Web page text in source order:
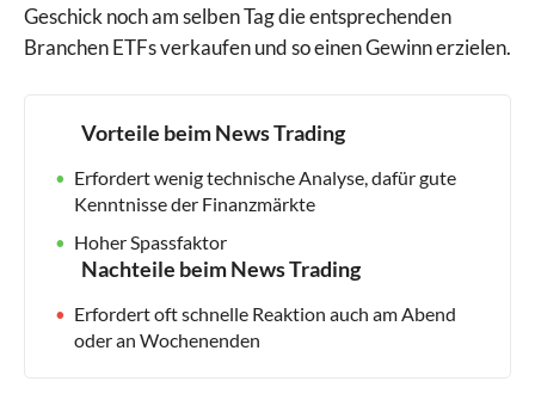
Geschick noch am selben Tag die entsprechenden
Branchen ETFs verkaufen und so einen Gewinn erzielen.
Vorteile beim News Trading
Erfordert wenig technische Analyse, dafür gute
Kenntnisse der Finanzmärkte
Hoher Spassfaktor
Nachteile beim News Trading
Erfordert oft schnelle Reaktion auch am Abend
oder an Wochenenden